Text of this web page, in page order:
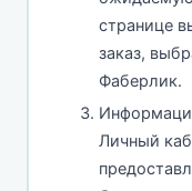
странице
заказ,
Фаберлик.
Личный